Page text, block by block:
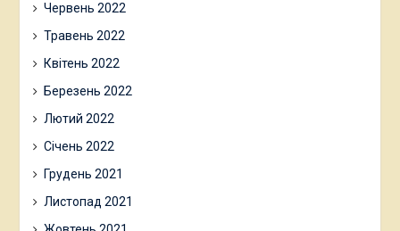
Червень 2022
Травень 2022
Квітень 2022
Березень 2022
Лютий 2022
Січень 2022
Грудень 2021
Листопад 2021